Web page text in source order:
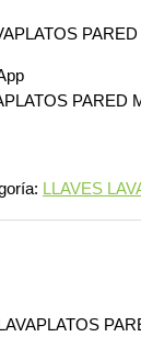
PARED
LLAVES